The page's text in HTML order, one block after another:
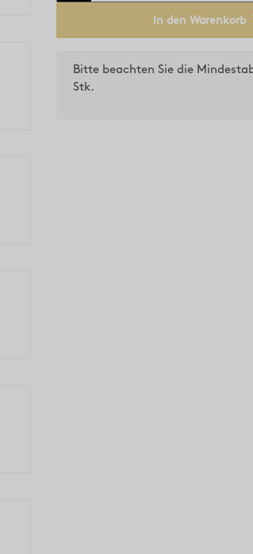
In den Warenkorb
x
Bitte beachten Sie die
Stk.